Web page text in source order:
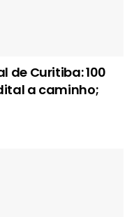
de Curitiba: 100
a caminho;